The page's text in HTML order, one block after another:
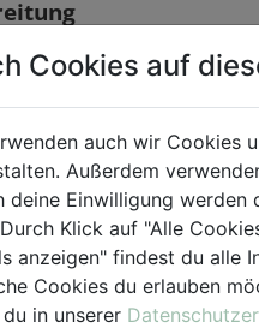
putzen und halbieren.
und in der heißen Butter
würzen. Gemüsebrühe
zugedeckt ca. 15-20
Feuer weich kochen.
und Creme fraiche in
ca. 5 Minuten etwa auf
lassen und
Cookies auf
auch wir Cookies
Außerdem
deine Einwilligung
Klick auf "Alle
anzeigen" findest du alle
Cookies du erlauben
in unserer